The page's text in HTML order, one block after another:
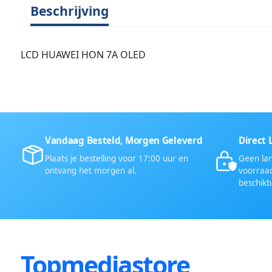
Beschrijving
LCD HUAWEI HON 7A OLED
Vandaag Besteld, Morgen Geleverd
Plaats je bestelling voor 17:00 uur en
ontvang het morgen al.
Direct
Geen
Topmediastore